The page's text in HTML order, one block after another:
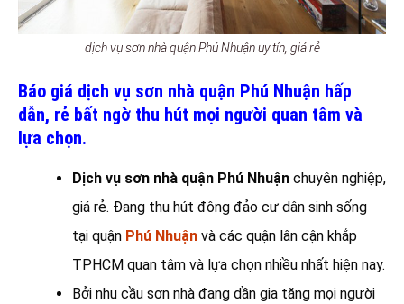
dịch vụ sơn nhà quận Phú Nhuận uy tín, giá rẻ
Báo giá dịch vụ sơn nhà quận Phú Nhuận hấp
dẫn, rẻ bất ngờ thu hút mọi người quan tâm và
lựa chọn.
Dịch vụ sơn nhà quận Phú Nhuận chuyên nghiệp,
giá rẻ. Đang thu hút đông đảo cư dân sinh sống
tại quận Phú Nhuận và các quận lân cận khắp
TPHCM quan tâm và lựa chọn nhiều nhất hiện nay.
Bởi nhu cầu sơn nhà đang dần gia tăng mọi người